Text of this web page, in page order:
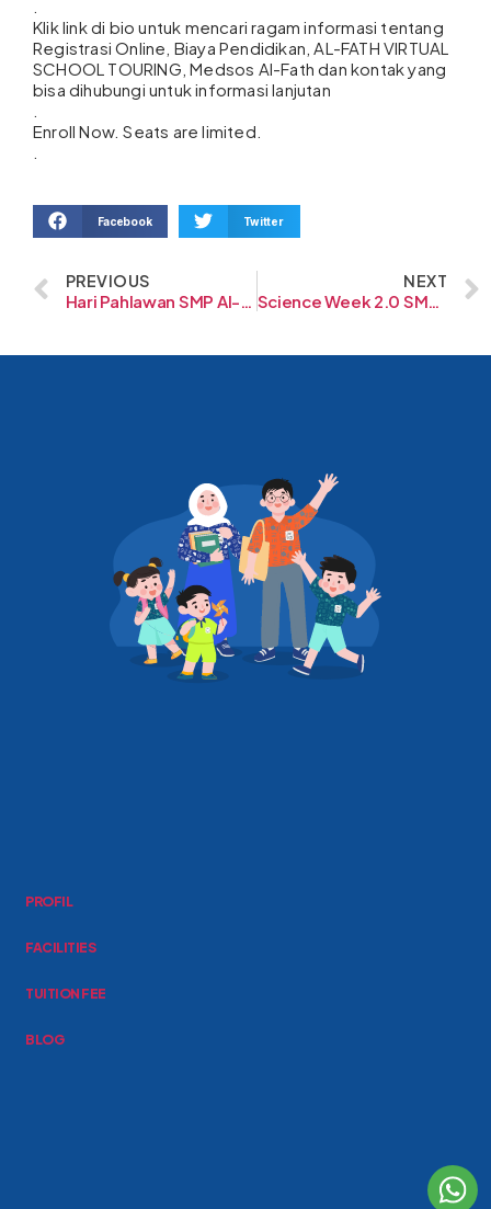
Klik link di bio untuk mencari ragam informasi tentang
Registrasi Online, Biaya Pendidikan, AL-FATH VIRTUAL
SCHOOL TOURING, Medsos Al-Fath dan kontak yang
bisa dihubungi untuk informasi lanjutan
Enroll Now. Seats are limited.
Facebook Twitter
PREVIOUS
Hari Pahlawan SMP Al-Fath BSD
NEXT
Science Week 2.0 SMP Al-Fath BSD
PROFIL
FACILITIES
TUITION FEE
BLOG